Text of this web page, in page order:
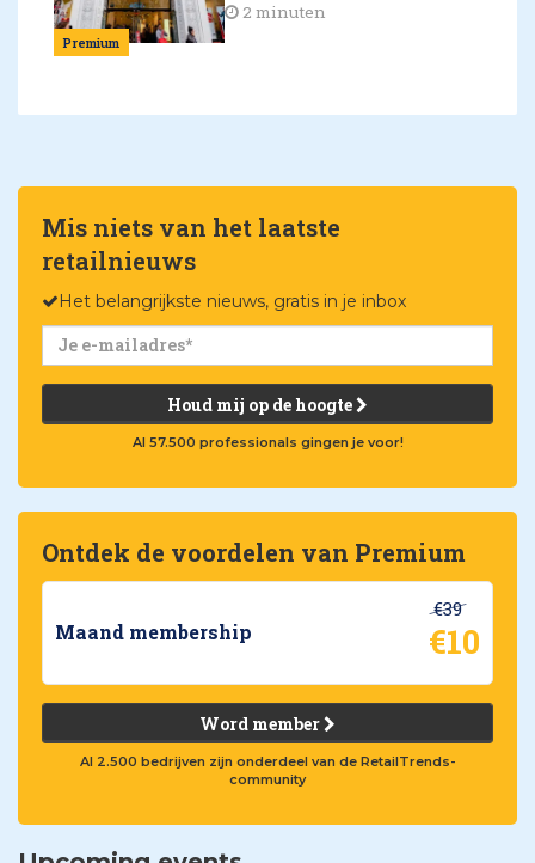
Premium
2 minuten
Mis niets van het laatste
retailnieuws
Het belangrijkste nieuws, gratis in je inbox
Houd mij op de hoogte
Al 57.500 professionals gingen je voor!
Ontdek de voordelen van Premium
Maand membership
€39
€10
Word member
Al 2.500 bedrijven zijn onderdeel van de RetailTrends-
community